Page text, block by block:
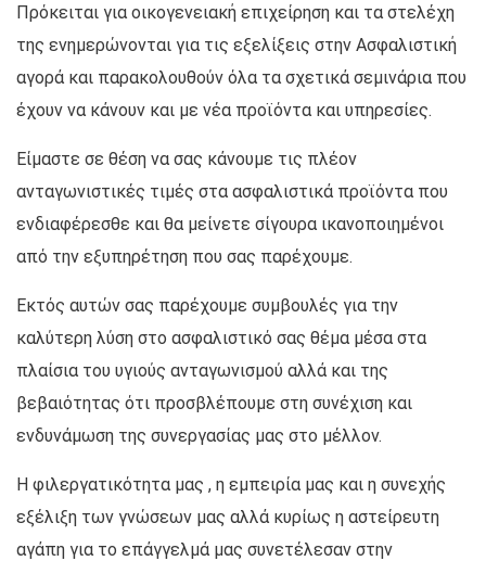
Πρόκειται για οικογενειακή επιχείρηση και τα στελέχη
της ενημερώνονται για τις εξελίξεις στην Ασφαλιστική
αγορά και παρακολουθούν όλα τα σχετικά σεμινάρια που
έχουν να κάνουν και με νέα προϊόντα και υπηρεσίες.
Είμαστε σε θέση να σας κάνουμε τις πλέον
ανταγωνιστικές τιμές στα ασφαλιστικά προϊόντα που
ενδιαφέρεσθε και θα μείνετε σίγουρα ικανοποιημένοι
από την εξυπηρέτηση που σας παρέχουμε.
Εκτός αυτών σας παρέχουμε συμβουλές για την
καλύτερη λύση στο ασφαλιστικό σας θέμα μέσα στα
πλαίσια του υγιούς ανταγωνισμού αλλά και της
βεβαιότητας ότι προσβλέπουμε στη συνέχιση και
ενδυνάμωση της συνεργασίας μας στο μέλλον.
Η φιλεργατικότητα μας , η εμπειρία μας και η συνεχής
εξέλιξη των γνώσεων μας αλλά κυρίως η αστείρευτη
αγάπη για το επάγγελμά μας συνετέλεσαν στην